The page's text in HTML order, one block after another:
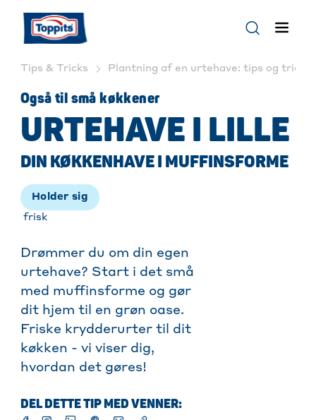
Tips & Tricks Plantning af en urtehave: tips og tricks
Også til små køkkener
URTEHAVE I LILLE
DIN KØKKENHAVE I MUFFINSFORME
Holder sig
frisk
Drømmer du om din egen
urtehave? Start i det små
med muffinsforme og gør
dit hjem til en grøn oase.
Friske krydderurter til dit
køkken - vi viser dig,
hvordan det gøres!
DEL DETTE TIP MED VENNER: